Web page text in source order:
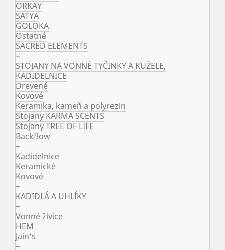
ORKAY
SATYA
GOLOKA
Ostatné
SACRED ELEMENTS
+
STOJANY NA VONNÉ TYČINKY A KUŽELE,
KADIDELNICE
Drevené
Kovové
Keramika, kameň a polyrezin
Stojany KARMA SCENTS
Stojany TREE OF LIFE
Backflow
+
Kadidelnice
Keramické
Kovové
+
KADIDLÁ A UHLÍKY
+
Vonné živice
HEM
Jain's
+